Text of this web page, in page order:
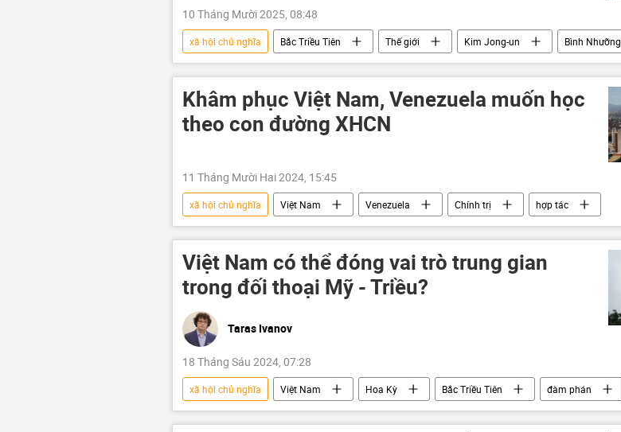
10 Tháng Mười 2025, 08:48
xã hội chủ nghĩa Bắc Triều Tiên Thế giới Kim Jong-un
Bình Nhưỡng
Nga
Khâm phục Việt Nam, Venezuela muốn học
theo con đường XHCN
11 Tháng Mười Hai 2024, 15:45
xã hội chủ nghĩa Việt Nam Venezuela Chính trị
hợp tác
Đảng Cộng sản Việt Nam
Việt Nam có thể đóng vai trò trung gian
trong đối thoại Mỹ - Triều?
Taras Ivanov
18 Tháng Sáu 2024, 07:28
xã hội chủ nghĩa Việt Nam Hoa Kỳ Bắc Triều Tiên
đàm phán
Hàn Quốc
ngoại giao Quan điểm-Ý kiến Tác giả